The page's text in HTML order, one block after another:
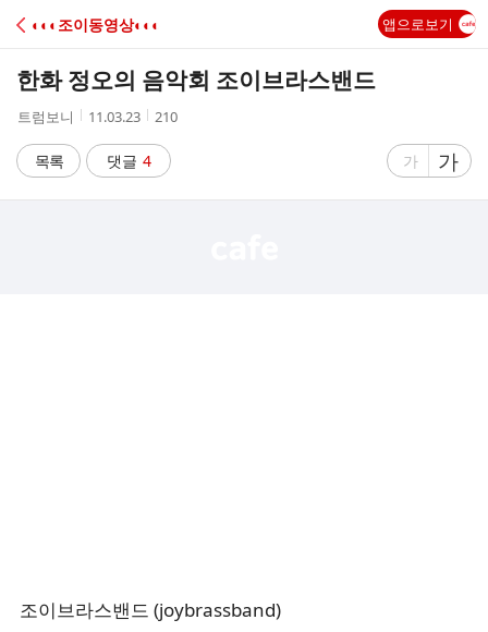
C
A
◐◐◐조이동영상◐◐◐ 앱으로보기
한화 정오의 음악회 조이브라스밴드
작
자
트럼보니
작
시
간
11.03.23
조
수
210
목록 댓글 4
글
가
글
자
가
조이브라스밴드 (joybrassband)